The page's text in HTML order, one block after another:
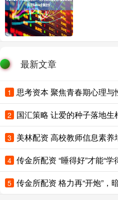
最新文章
1 思考资本 聚焦青春期心理与
2 国汇策略 让爱的种子落地生
3 美林配资 高校教师信息素
4 传金所配资 “睡得好”才能“学
5 传金所配资 格力再“开炮”，